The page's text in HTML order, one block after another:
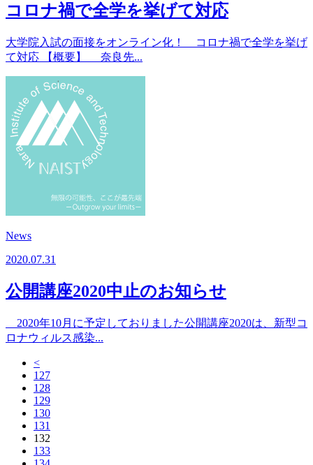
コロナ禍で全学を挙げて対応
大学院入試の面接をオンライン化！ コロナ禍で全学を挙げ
て対応 【概要】 奈良先...
News
2020.07.31
公開講座2020中止のお知らせ
2020年10月に予定しておりました公開講座2020は、新型コ
ロナウィルス感染...
<
127
128
129
130
131
132
133